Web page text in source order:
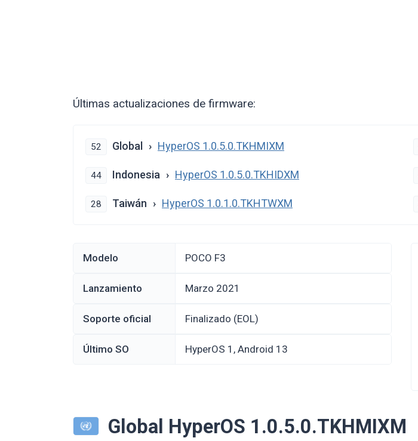
Últimas actualizaciones de firmware:
52 Global HyperOS 1.0.5.0.TKHMIXM
44 Indonesia HyperOS 1.0.5.0.TKHIDXM
28 Taiwán HyperOS 1.0.1.0.TKHTWXM
Modelo POCO F3
Lanzamiento marzo 2021
Soporte oficial Finalizado (EOL)
Último SO HyperOS 1, Android 13
Global HyperOS 1.0.5.0.TKHMIXM